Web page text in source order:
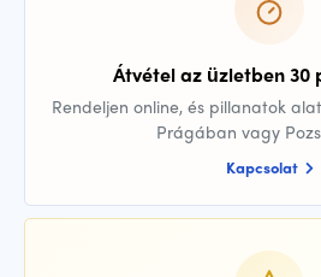
Átvétel az üzletben 30
Rendeljen online, és pillanatok
Prágában vagy
Kapcsolat